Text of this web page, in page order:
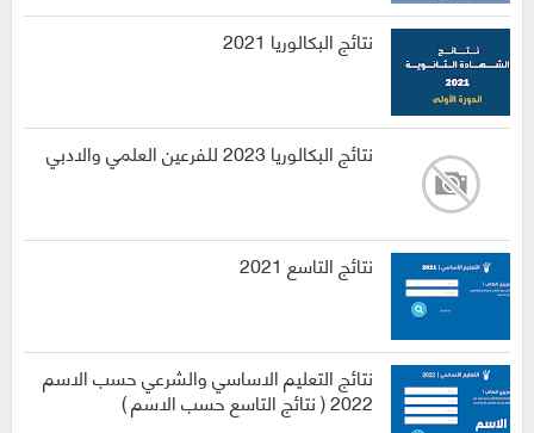
نتائج البكالوريا 2021
نتائج البكالوريا 2023 للفرعين العلمي والادبي
نتائج التاسع 2021
نتائج التعليم الاساسي والشرعي حسب الاسم
2022 ( نتائج التاسع حسب الاسم )